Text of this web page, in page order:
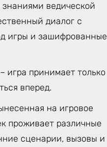
ведической
диалог с
игры и зашифрованные
игра принимает только
вперед.
на игровое
проживает различные
сценарии, вызовы и